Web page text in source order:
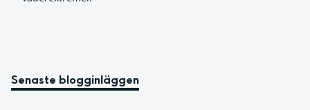
Senaste blogginläggen